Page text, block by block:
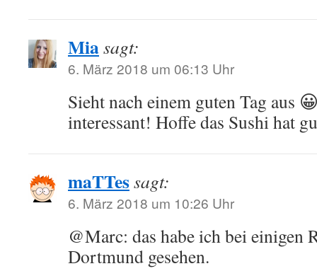
Miasagt:
6. März 2018 um 06:13 Uhr
Sieht nach einem guten Tag aus
interessant! Hoffe das Sushi hat
maTTessagt:
6. März 2018 um 10:26 Uhr
@Marc: das habe ich bei einigen
Dortmund gesehen.